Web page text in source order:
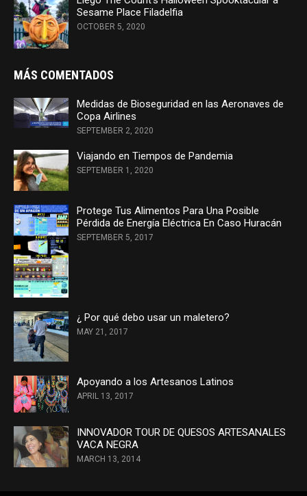
Sesame Place Filadelfia
OCTOBER 5, 2020
MÁS COMENTADOS
Medidas de Bioseguridad en las Aeronaves de
Copa Airlines
SEPTEMBER 2, 2020
Viajando en Tiempos de Pandemia
SEPTEMBER 1, 2020
Protege Tus Alimentos Para Una Posible
Pérdida de Energía Eléctrica En Caso Huracán
SEPTEMBER 5, 2017
¿ Por qué debo usar un maletero?
MAY 21, 2017
Apoyando a los Artesanos Latinos
APRIL 13, 2017
INNOVADOR TOUR DE QUESOS ARTESANALES
VACA NEGRA
MARCH 13, 2014